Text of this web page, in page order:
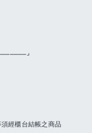
經櫃台結帳之商品